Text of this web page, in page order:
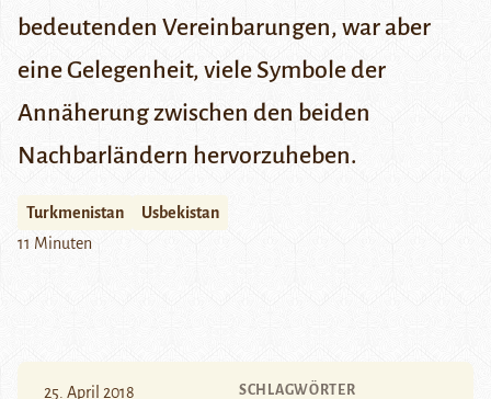
bedeutenden Vereinbarungen, war aber
eine Gelegenheit, viele Symbole der
Annäherung zwischen den beiden
Nachbarländern hervorzuheben.
Turkmenistan
Usbekistan
11 Minuten
25. April 2018 SCHLAGWÖRTER